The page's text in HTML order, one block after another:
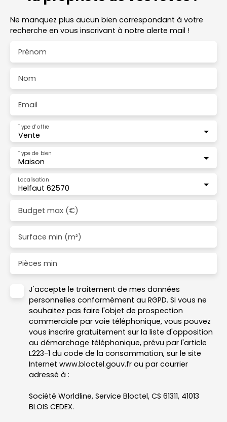
Ne manquez plus aucun bien correspondant à votre
recherche en vous inscrivant à notre alerte mail !
Prénom
Nom
Email
Vente
Type d'offre
Maison
Type de bien
Helfaut 62570
Localisation
Budget max (€)
Surface min (m²)
Pièces min
J'accepte le traitement de mes données
personnelles conformément au RGPD. Si vous ne
souhaitez pas faire l'objet de prospection
commerciale par voie téléphonique, vous pouvez
vous inscrire gratuitement sur la liste d'opposition
au démarchage téléphonique, prévu par l'article
L223-1 du code de la consommation, sur le site
Internet www.bloctel.gouv.fr ou par courrier
adressé à :
Société Worldline, Service Bloctel, CS 61311, 41013
BLOIS CEDEX.